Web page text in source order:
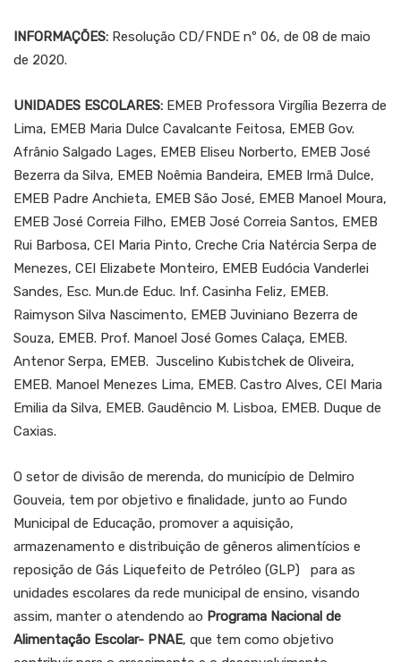
INFORMAÇÕES: Resolução CD/FNDE nº 06, de 08 de maio
de 2020.
UNIDADES ESCOLARES: EMEB Professora Virgília Bezerra de
Lima, EMEB Maria Dulce Cavalcante Feitosa, EMEB Gov.
Afrânio Salgado Lages, EMEB Eliseu Norberto, EMEB José
Bezerra da Silva, EMEB Noêmia Bandeira, EMEB Irmã Dulce,
EMEB Padre Anchieta, EMEB São José, EMEB Manoel Moura,
EMEB José Correia Filho, EMEB José Correia Santos, EMEB
Rui Barbosa, CEI Maria Pinto, Creche Cria Natércia Serpa de
Menezes, CEI Elizabete Monteiro, EMEB Eudócia Vanderlei
Sandes, Esc. Mun.de Educ. Inf. Casinha Feliz, EMEB.
Raimyson Silva Nascimento, EMEB Juviniano Bezerra de
Souza, EMEB. Prof. Manoel José Gomes Calaça, EMEB.
Antenor Serpa, EMEB. Juscelino Kubistchek de Oliveira,
EMEB. Manoel Menezes Lima, EMEB. Castro Alves, CEI Maria
Emilia da Silva, EMEB. Gaudêncio M. Lisboa, EMEB. Duque de
Caxias.
O setor de divisão de merenda, do município de Delmiro
Gouveia, tem por objetivo e finalidade, junto ao Fundo
Municipal de Educação, promover a aquisição,
armazenamento e distribuição de gêneros alimentícios e
reposição de Gás Liquefeito de Petróleo (GLP) para as
unidades escolares da rede municipal de ensino, visando
assim, manter o atendendo ao Programa Nacional de
Alimentação Escolar- PNAE, que tem como objetivo